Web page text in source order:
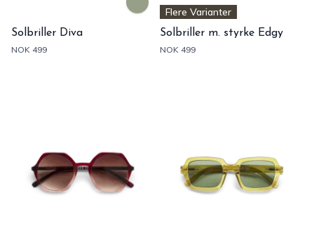
Solbriller Diva
NOK 499
Flere Varianter
Solbriller m. styrke Edgy
NOK 499